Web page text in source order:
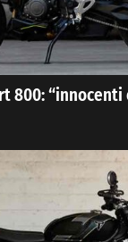
800: “innocenti